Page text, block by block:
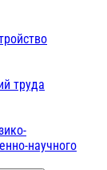
труда
научного